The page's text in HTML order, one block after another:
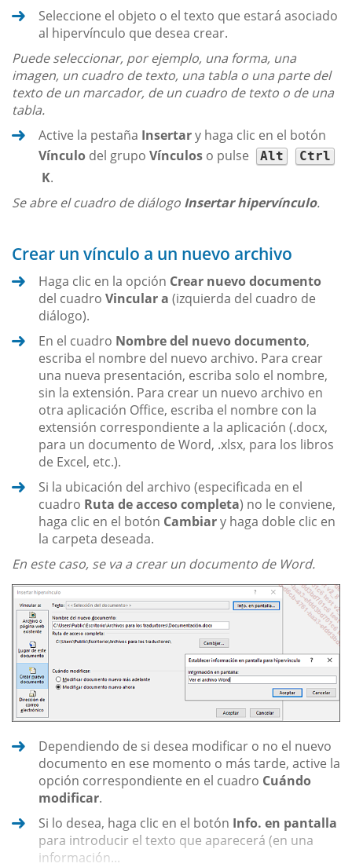
Seleccione el objeto o el texto que estará asociado
al hipervínculo que desea crear.
Puede seleccionar, por ejemplo, una forma, una
imagen, un cuadro de texto, una tabla o una parte del
texto de un marcador, de un cuadro de texto o de una
tabla.
Active la pestaña Insertary haga clic en el botón
Vínculo del grupo Vínculos o pulse Alt Ctrl
K.
Se abre el cuadro de diálogo Insertar hipervínculo.
Crear un vínculo a un nuevo archivo
Haga clic en la opción Crear nuevo documento
del cuadro Vincular a (izquierda del cuadro de
diálogo).
En el cuadro Nombre del nuevo documento,
escriba el nombre del nuevo archivo. Para crear
una nueva presentación, escriba solo el nombre,
sin la extensión. Para crear un nuevo archivo en
otra aplicación Office, escriba el nombre con la
extensión correspondiente a la aplicación (.docx,
para un documento de Word, .xlsx, para los libros
de Excel, etc.).
Si la ubicación del archivo (especificada en el
cuadro Ruta de acceso completa) no le conviene,
haga clic en el botón Cambiary haga doble clic en
la carpeta deseada.
En este caso, se va a crear un documento de Word.
Dependiendo de si desea modificar o no el nuevo
documento en ese momento o más tarde, active la
opción correspondiente en el cuadro Cuándo
modificar.
Si lo desea, haga clic en el botón Info. en pantalla
para introducir el texto que aparecerá (en una
información...